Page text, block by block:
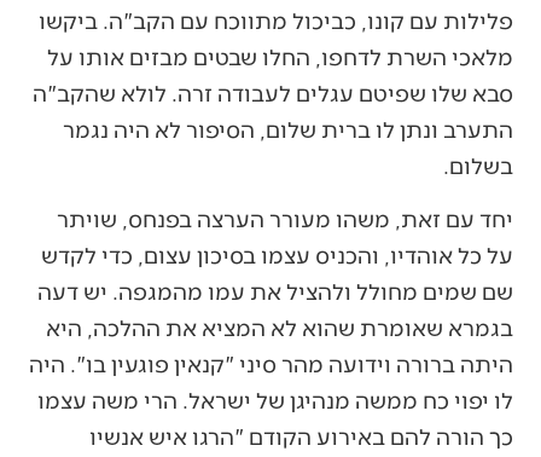
פלילות עם קונו, כביכול מתווכח עם הקב"ה. ביקשו
מלאכי השרת לדחפו, החלו שבטים מבזים אותו על
סבא שלו שפיטם עגלים לעבודה זרה. לולא שהקב"ה
התערב ונתן לו ברית שלום, הסיפור לא היה נגמר
בשלום.
יחד עם זאת, משהו מעורר הערצה בפנחס, שויתר
על כל אוהדיו, והכניס עצמו בסיכון עצום, כדי לקדש
שם שמים מחולל ולהציל את עמו מהמגפה. יש דעה
בגמרא שאומרת שהוא לא המציא את ההלכה, היא
היתה ברורה וידועה מהר סיני "קנאין פוגעין בו". היה
לו יפוי כח ממשה מנהיגן של ישראל. הרי משה עצמו
כך הורה להם באירוע הקודם "הרגו איש אנשיו